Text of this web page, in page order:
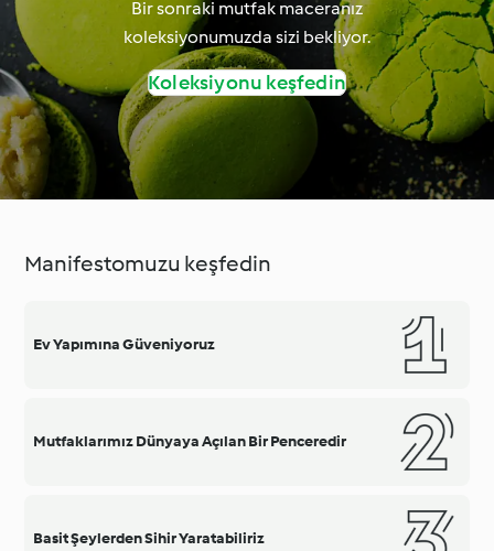
Bir sonraki mutfak maceranız
koleksiyonumuzda sizi bekliyor.
Koleksiyonu keşfedin
Manifestomuzu keşfedin
Ev Yapımına Güveniyoruz
Mutfaklarımız Dünyaya Açılan Bir Penceredir
Basit Şeylerden Sihir Yaratabiliriz